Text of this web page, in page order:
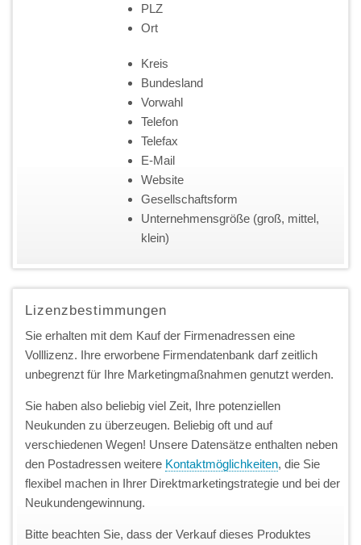
PLZ
Ort
Kreis
Bundesland
Vorwahl
Telefon
Telefax
E-Mail
Website
Gesellschaftsform
Unternehmensgröße (groß, mittel,
klein)
Lizenzbestimmungen
Sie erhalten mit dem Kauf der Firmenadressen eine
Volllizenz. Ihre erworbene Firmendatenbank darf zeitlich
unbegrenzt für Ihre Marketingmaßnahmen genutzt werden.
Sie haben also beliebig viel Zeit, Ihre potenziellen
Neukunden zu überzeugen. Beliebig oft und auf
verschiedenen Wegen! Unsere Datensätze enthalten neben
den Postadressen weitere Kontaktmöglichkeiten, die Sie
flexibel machen in Ihrer Direktmarketingstrategie und bei der
Neukundengewinnung.
Bitte beachten Sie, dass der Verkauf dieses Produktes